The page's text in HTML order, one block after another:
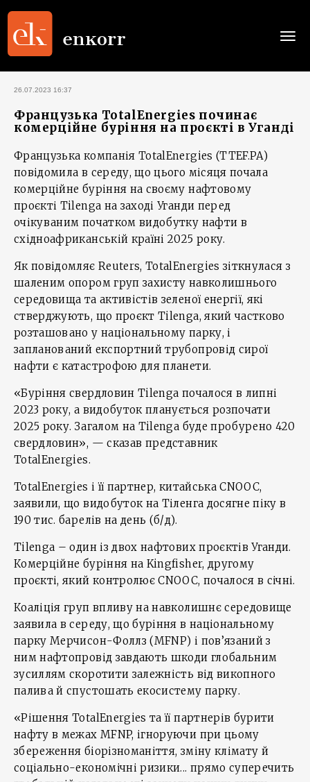
26.07.2023 16:37
Французька TotalEnergies починає
комерційне буріння на проєкті в Уганді
Французька компанія TotalEnergies (TTEF.PA)
повідомила в середу, що цього місяця почала
комерційне буріння на своєму нафтовому
проєкті Tilenga на заході Уганди перед
очікуваним початком видобутку нафти в
східноафриканській країні 2025 року.
Як повідомляє Reuters, TotalEnergies зіткнулася з
шаленим опором груп захисту навколишнього
середовища та активістів зеленої енергії, які
стверджують, що проєкт Tilenga, який частково
розташовано у національному парку, і
запланований експортний трубопровід сирої
нафти є катастрофою для планети.
«Буріння свердловин Tilenga почалося в липні
2023 року, а видобуток планується розпочати
2025 року. Загалом на Tilenga буде пробурено 420
свердловин», — сказав представник
TotalEnergies.
TotalEnergies і її партнер, китайська CNOOC,
заявили, що видобуток на Тіленга досягне піку в
190 тис. барелів на день (б/д).
Tilenga – один із двох нафтових проєктів Уганди.
Комерційне буріння на Kingfisher, другому
проєкті, який контролює CNOOC, почалося в січні.
Коаліція груп впливу на навколишнє середовище
заявила в середу, що буріння в національному
парку Мерчисон-Фоллз (MFNP) і пов’язаний з
ним нафтопровід завдають шкоди глобальним
зусиллям скоротити залежність від викопного
палива й спустошать екосистему парку.
«Рішення TotalEnergies та її партнерів бурити
нафту в межах MFNP, ігноруючи при цьому
збереження біорізноманіття, зміну клімату й
соціально-економічні ризики... прямо суперечить